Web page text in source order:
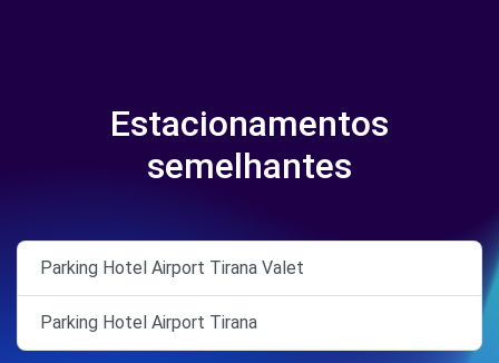
Estacionamentos
semelhantes
Parking Hotel Airport Tirana Valet
Parking Hotel Airport Tirana